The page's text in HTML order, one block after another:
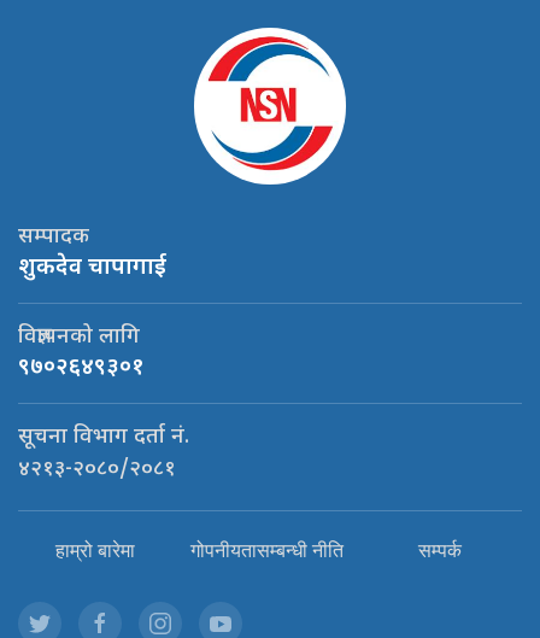
सम्पादक
शुकदेव चापागाई
विज्ञापनको लागि
९७०२६४९३०१
सूचना विभाग दर्ता नं.
४२१३-२०८०/२०८१
हाम्रो बारेमा गोपनीयतासम्बन्धी नीति सम्पर्क